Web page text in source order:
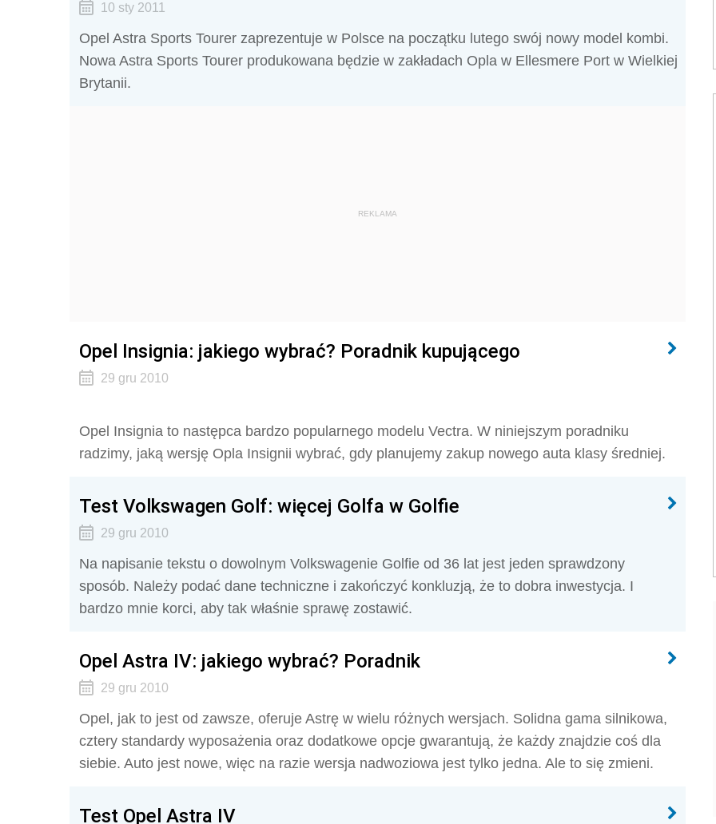
10 sty 2011
Opel Astra Sports Tourer zaprezentuje w Polsce na początku lutego swój nowy model kombi.
Nowa Astra Sports Tourer produkowana będzie w zakładach Opla w Ellesmere Port w Wielkiej
Brytanii.
REKLAMA
Opel Insignia: jakiego wybrać? Poradnik kupującego
29 gru 2010
Opel Insignia to następca bardzo popularnego modelu Vectra. W niniejszym poradniku
radzimy, jaką wersję Opla Insignii wybrać, gdy planujemy zakup nowego auta klasy średniej.
Test Volkswagen Golf: więcej Golfa w Golfie
29 gru 2010
Na napisanie tekstu o dowolnym Volkswagenie Golfie od 36 lat jest jeden sprawdzony
sposób. Należy podać dane techniczne i zakończyć konkluzją, że to dobra inwestycja. I
bardzo mnie korci, aby tak właśnie sprawę zostawić.
Opel Astra IV: jakiego wybrać? Poradnik
29 gru 2010
Opel, jak to jest od zawsze, oferuje Astrę w wielu różnych wersjach. Solidna gama silnikowa,
cztery standardy wyposażenia oraz dodatkowe opcje gwarantują, że każdy znajdzie coś dla
siebie. Auto jest nowe, więc na razie wersja nadwoziowa jest tylko jedna. Ale to się zmieni.
Test Opel Astra IV